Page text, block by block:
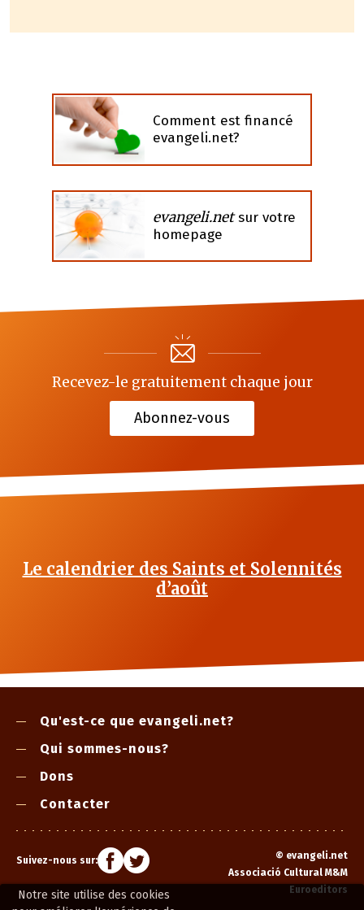
Notre site utilise des cookies
Comment est financé
evangeli.net?
evangeli.netsur votre
homepage
Recevez-le gratuitement chaque jour
Abonnez-vous
Le calendrier des Saints et Solennités
d’août
Qu'est-ce que evangeli.net?
Qui sommes-nous?
Dons
Contacter
Suivez-nous sur: © evangeli.net
Associació Cultural M&M
Euroeditors